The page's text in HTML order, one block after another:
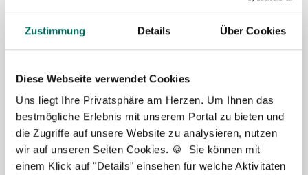
Zustimmung Details Über Cookies
Diese Webseite verwendet Cookies
Uns liegt Ihre Privatsphäre am Herzen. Um Ihnen das
bestmögliche Erlebnis mit unserem Portal zu bieten und
die Zugriffe auf unsere Website zu analysieren, nutzen
wir auf unseren Seiten Cookies. 🍪 Sie können mit
einem Klick auf "Details" einsehen für welche Aktivitäten
🌟 PREMIUM-STELLENANGEBOT 🌟
Pharmazeutisch-technischer Assistent (PTA) (m/w/d)
in Vollzeit ab sofort in Lübeck